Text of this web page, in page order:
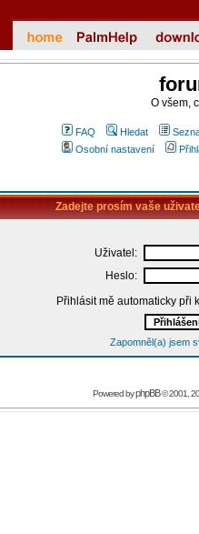
O všem,
FAQ Hledat
Osobní nastavení
Zadejte prosím vaše
Uživatel:
Heslo:
Přihlásit mě automaticky při
Zapomněl(a) jsem
Powered byphpBB© 2001,